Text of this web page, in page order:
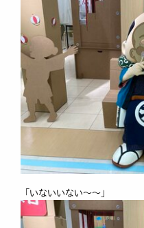
「いないいない～～」